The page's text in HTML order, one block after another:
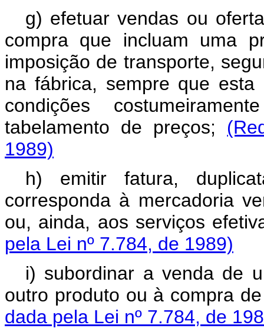
g) efetuar vendas ou
compra que incluam uma
imposição de transporte,
na fábrica, sempre que esta
condições
tabelamento de preços;
1989)
h) emitir fatura,
corresponda à mercadoria
ou, ainda, aos serviços
pela Lei nº 7.784, de 1989)
i) subordinar a venda de
outro produto ou à compra
dada pela Lei nº 7.784, de